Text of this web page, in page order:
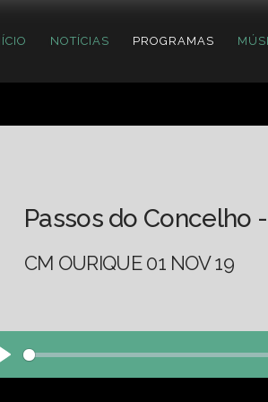
NOTÍCIAS PROGRAMAS
Passos do Concelho
CM OURIQUE 01 NOV 19
Play